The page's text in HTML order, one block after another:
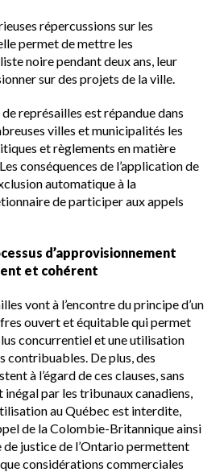
répercussions sur les
permet de mettre les
noire pendant deux ans, leur
sur des projets de la ville.
représailles est répandue dans
villes et municipalités les
et règlements en matière
conséquences de l’application de
automatique à la
de participer aux appels
d’approvisionnement
et cohérent
vont à l’encontre du principe d’un
ouvert et équitable qui permet
concurrentiel et une utilisation
contribuables. De plus, des
à l’égard de ces clauses, sans
par les tribunaux canadiens,
au Québec est interdite,
de la Colombie-Britannique ainsi
de justice de l’Ontario permettent
considérations commerciales